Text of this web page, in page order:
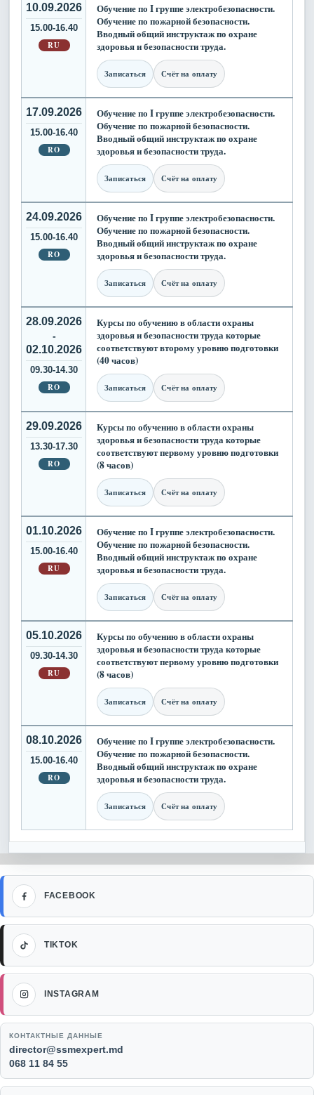
10.09.2026
15.00-16.40
RU
Обучение по I группе электробезопасности.
Обучение по пожарной безопасности.
Вводный общий инструктаж по охране
здоровья и безопасности труда.
Записаться Счёт на оплату
17.09.2026
15.00-16.40
RO
Обучение по I группе электробезопасности.
Обучение по пожарной безопасности.
Вводный общий инструктаж по охране
здоровья и безопасности труда.
Записаться Счёт на оплату
24.09.2026
15.00-16.40
RO
Обучение по I группе электробезопасности.
Обучение по пожарной безопасности.
Вводный общий инструктаж по охране
здоровья и безопасности труда.
Записаться Счёт на оплату
28.09.2026
-
02.10.2026
09.30-14.30
RO
Курсы по обучению в области охраны
здоровья и безопасности труда которые
соответствуют второму уровню подготовки
(40 часов)
Записаться Счёт на оплату
29.09.2026
13.30-17.30
RO
Курсы по обучению в области охраны
здоровья и безопасности труда которые
соответствуют первому уровню подготовки
(8 часов)
Записаться Счёт на оплату
01.10.2026
15.00-16.40
RU
Обучение по I группе электробезопасности.
Обучение по пожарной безопасности.
Вводный общий инструктаж по охране
здоровья и безопасности труда.
Записаться Счёт на оплату
05.10.2026
09.30-14.30
RU
Курсы по обучению в области охраны
здоровья и безопасности труда которые
соответствуют первому уровню подготовки
(8 часов)
Записаться Счёт на оплату
08.10.2026
15.00-16.40
RO
Обучение по I группе электробезопасности.
Обучение по пожарной безопасности.
Вводный общий инструктаж по охране
здоровья и безопасности труда.
Записаться Счёт на оплату
FACEBOOK
Facebook
КОНТАКТНЫЕ ДАННЫЕ
Email:
director@ssmexpert.md
Телефон:
068 11 84 55
TIKTOK
TikTok
INSTAGRAM
Instagram